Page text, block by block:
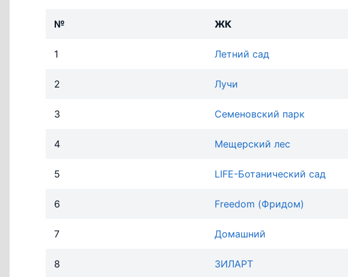
№ ЖК
1 Летний сад
2 Лучи
3 Семеновский парк
4 Мещерский лес
5 LIFE-Ботанический сад
6 Freedom (Фридом)
7 Домашний
8 ЗИЛАРТ